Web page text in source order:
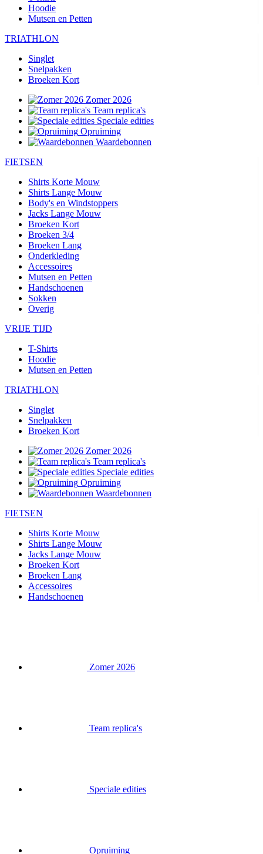
Hoodie
Mutsen en Petten
TRIATHLON
Singlet
Snelpakken
Broeken Kort
Zomer 2026
Team replica's
Speciale edities
Opruiming
Waardebonnen
FIETSEN
Shirts Korte Mouw
Shirts Lange Mouw
Body's en Windstoppers
Jacks Lange Mouw
Broeken Kort
Broeken 3/4
Broeken Lang
Onderkleding
Accessoires
Mutsen en Petten
Handschoenen
Sokken
Overig
VRIJE TIJD
T-Shirts
Hoodie
Mutsen en Petten
TRIATHLON
Singlet
Snelpakken
Broeken Kort
Zomer 2026
Team replica's
Speciale edities
Opruiming
Waardebonnen
FIETSEN
Shirts Korte Mouw
Shirts Lange Mouw
Jacks Lange Mouw
Broeken Kort
Broeken Lang
Accessoires
Handschoenen